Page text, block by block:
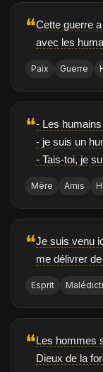
❝Cette guerre
avec les
Paix Guerre
❝- Les
- je suis un
- Tais-toi, je
Mère Amis
❝Je suis venu
me délivrer
Esprit
❝Les hommes
Dieux de la